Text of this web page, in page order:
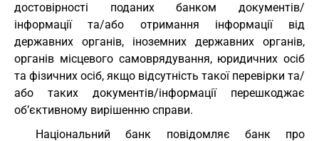
достовірності поданих банком документів/
інформації та/або отримання інформації від
державних органів, іноземних державних органів,
органів місцевого самоврядування, юридичних осіб
та фізичних осіб, якщо відсутність такої перевірки та/
або таких документів/інформації перешкоджає
об’єктивному вирішенню справи.
Національний банк повідомляє банк про